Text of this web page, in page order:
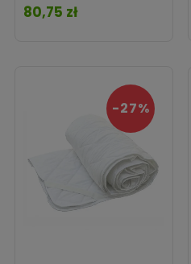
Cena
80,75 zł
-27%